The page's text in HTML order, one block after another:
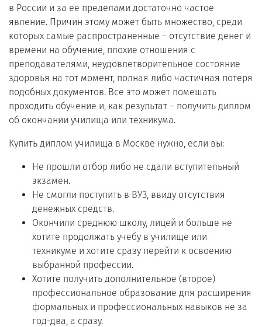
в России и за ее пределами достаточно частое
явление. Причин этому может быть множество, среди
которых самые распространенные – отсутствие денег и
времени на обучение, плохие отношения с
преподавателями, неудовлетворительное состояние
здоровья на тот момент, полная либо частичная потеря
подобных документов. Все это может помешать
проходить обучение и, как результат – получить диплом
об окончании училища или техникума.
Купить диплом училища в Москве нужно, если вы:
Не прошли отбор либо не сдали вступительный
экзамен.
Не смогли поступить в ВУЗ, ввиду отсутствия
денежных средств.
Окончили среднюю школу, лицей и больше не
хотите продолжать учебу в училище или
техникуме и хотите сразу перейти к освоению
выбранной профессии.
Хотите получить дополнительное (второе)
профессиональное образование для расширения
формальных и профессиональных навыков не за
год-два, а сразу.